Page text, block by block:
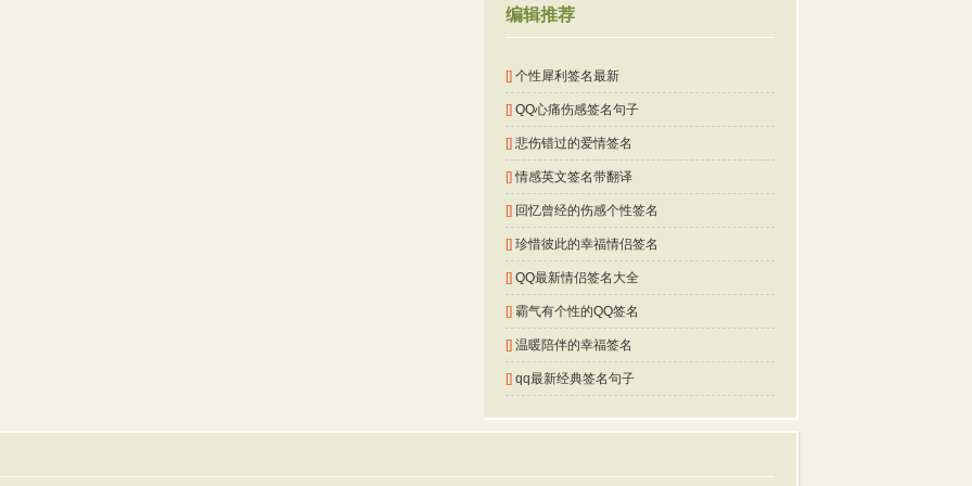
编辑推荐
[] 个性犀利签名最新
[] QQ心痛伤感签名句子
[] 悲伤错过的爱情签名
[] 情感英文签名带翻译
[] 回忆曾经的伤感个性签名
[] 珍惜彼此的幸福情侣签名
[] QQ最新情侣签名大全
[] 霸气有个性的QQ签名
[] 温暖陪伴的幸福签名
[] qq最新经典签名句子